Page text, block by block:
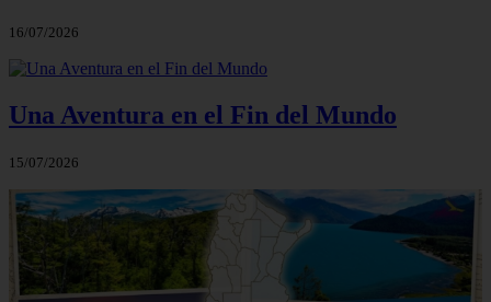
16/07/2026
Una Aventura en el Fin del Mundo
15/07/2026